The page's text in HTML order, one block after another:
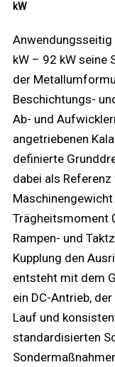
kW
kW – 92 kW seine
der
Beschichtungs-
Ab- und
angetriebenen
definierte
dabei als
Trägheitsmoment
Rampen- und
Kupplung den
entsteht mit dem
ein DC-Antrieb,
Lauf und
standardisierten